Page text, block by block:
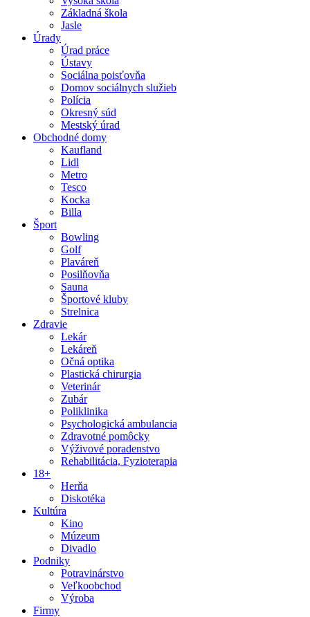
Základná škola
Jasle
Úrady
Úrad práce
Ústavy
Sociálna poisťovňa
Domov sociálnych služieb
Polícia
Okresný súd
Mestský úrad
Obchodné domy
Kaufland
Lidl
Metro
Tesco
Kocka
Billa
Šport
Bowling
Golf
Plaváreň
Posilňovňa
Sauna
Športové kluby
Strelnica
Zdravie
Lekár
Lekáreň
Očná optika
Plastická chirurgia
Veterinár
Zubár
Poliklinika
Psychologická ambulancia
Zdravotné pomôcky
Výživové poradenstvo
Rehabilitácia, Fyzioterapia
18+
Herňa
Diskotéka
Kultúra
Kino
Múzeum
Divadlo
Podniky
Potravinárstvo
Veľkoobchod
Výroba
Firmy